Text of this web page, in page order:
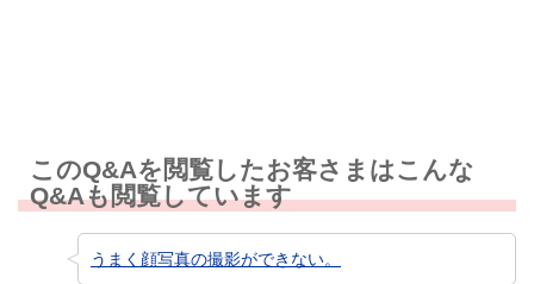
このQ&Aを閲覧したお客さまはこんな
Q&Aも閲覧しています
うまく顔写真の撮影ができない。